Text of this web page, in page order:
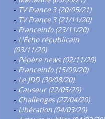
- TV France 3 (20/05/21)
- TV France 3 (21/11/20)
- Franceinfo (23/11/20)
- L'Écho républicain
(03/11/20)
- Pépère news (02/11/20)
- Franceinfo (15/09/20)
- Le JDD (30/08/20)
- Causeur (22/05/20)
- Challenges (27/04/20)
- Libération (04/03/20)